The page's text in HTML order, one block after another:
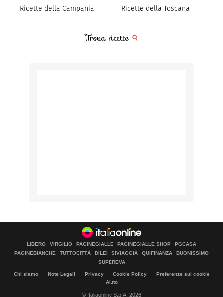
Ricette della Campania
Ricette della Toscana
Trova ricette
LIBERO VIRGILIO PAGINEGIALLE PAGINEGIALLE SHOP
PGCASA
PAGINEBIANCHE
TUTTOCITTÀ DILEI SIVIAGGIA QUIFINANZA
BUONISSIMO
SUPEREVA
Chi siamo Note Legali Privacy Cookie Policy
Preferenze sui cookie
Aiuto
© Italiaonline S.p.A. 2026